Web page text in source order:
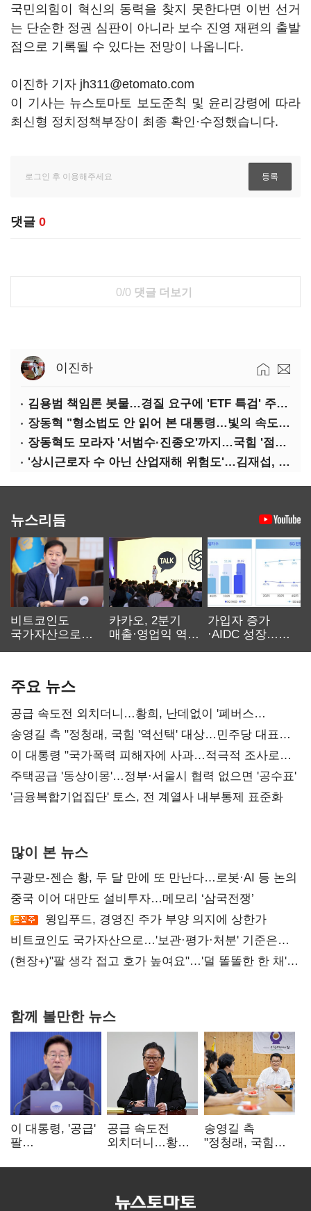
국민의힘이 혁신의 동력을 찾지 못한다면 이번 선거
는 단순한 정권 심판이 아니라 보수 진영 재편의 출발
점으로 기록될 수 있다는 전망이 나옵니다.
이진하 기자 jh311@etomato.com
이 기사는 뉴스토마토 보도준칙 및 윤리강령에 따라
최신형 정치정책부장이 최종 확인·수정했습니다.
댓글 0
0/0 댓글 더보기
이진하
김용범 책임론 봇물…경질 요구에 'ETF 특검' 주장까지
장동혁 "형소법도 안 읽어 본 대통령…빛의 속도로 무너질 것"
장동혁도 모라자 '서범수·진종오'까지…국힘 '점입가경'
'상시근로자 수 아닌 산업재해 위험도'…김재섭, 산재예방 지원기준 손질
뉴스리듬
비트코인도
국가자산으로…'
카카오, 2분기
매출·영업익 역대
가입자 증가
·AIDC 성장…
주요 뉴스
공급 속도전 외치더니…황희, 난데없이 '폐버스
리모델링' 제안
송영길 측 "정청래, 국힘 '역선택' 대상…민주당 대표로
총선 지휘 못해"
이 대통령 "국가폭력 피해자에 사과…적극적 조사로
진실 밝혀야"
주택공급 '동상이몽'…정부·서울시 협력 없으면 '공수표'
'금융복합기업집단' 토스, 전 계열사 내부통제 표준화
많이 본 뉴스
구광모-젠슨 황, 두 달 만에 또 만난다…로봇·AI 등 논의
중국 이어 대만도 설비투자…메모리 ‘삼국전쟁’
윙입푸드, 경영진 주가 부양 의지에 상한가
비트코인도 국가자산으로…'보관·평가·처분' 기준은
숙제
(현장+)"팔 생각 접고 호가 높여요"…'덜 똘똘한 한 채'
함께 볼만한 뉴스
이 대통령, '공급'
팔
여 내부선
공급 속도전
외치더니…황희,
리모델링' 제안
송영길 측
"정청래, 국힘
민주당 대표로